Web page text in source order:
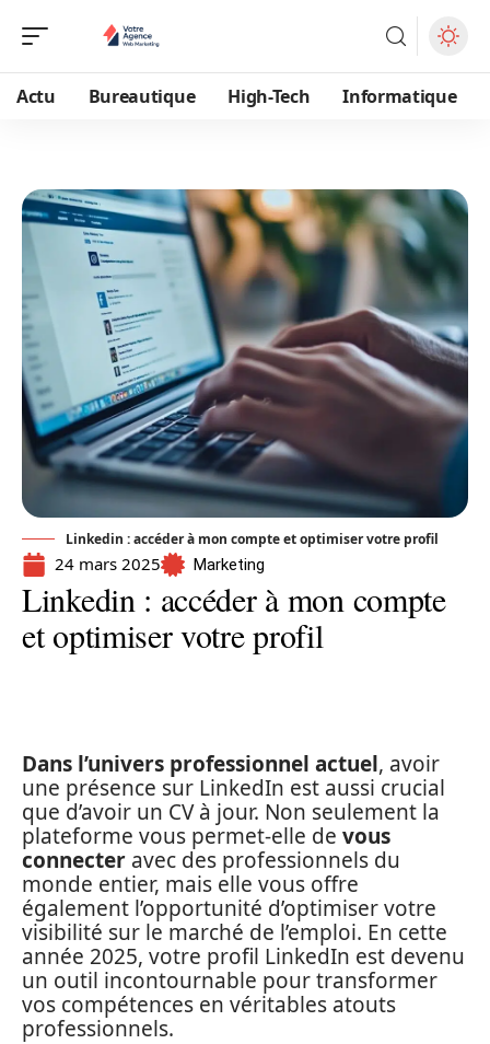
Actu Bureautique High-Tech Informatique
Linkedin : accéder à mon compte et optimiser votre profil
24 mars 2025 Marketing
Linkedin : accéder à mon compte
et optimiser votre profil
Dans l’univers professionnel actuel, avoir
une présence sur LinkedIn est aussi crucial
que d’avoir un CV à jour. Non seulement la
plateforme vous permet-elle de vous
connecter avec des professionnels du
monde entier, mais elle vous offre
également l’opportunité d’optimiser votre
visibilité sur le marché de l’emploi. En cette
année 2025, votre profil LinkedIn est devenu
un outil incontournable pour transformer
vos compétences en véritables atouts
professionnels.